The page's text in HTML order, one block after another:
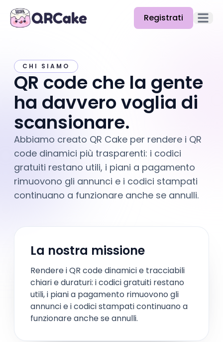
Registrati Apri il
Prezzi
Blog
Docs
Aiuto
API
CHI SIAMO
QR code che la gente
ha davvero voglia di
scansionare.
Abbiamo creato QR Cake per rendere i QR
code dinamici più trasparenti: i codici
gratuiti restano utili, i piani a pagamento
rimuovono gli annunci e i codici stampati
continuano a funzionare anche se annulli.
La nostra missione
Rendere i QR code dinamici e tracciabili
chiari e duraturi: i codici gratuiti restano
utili, i piani a pagamento rimuovono gli
annunci e i codici stampati continuano a
funzionare anche se annulli.